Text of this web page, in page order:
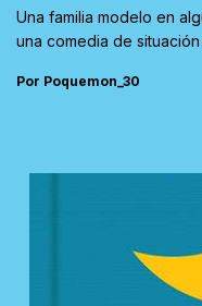
Una familia modelo en
una comedia de situación
Por Poquemon_30